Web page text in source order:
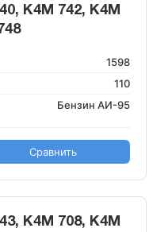
K4M 742, K4M
1598
110
Бензин АИ-95
Сравнить
K4M 708, K4M